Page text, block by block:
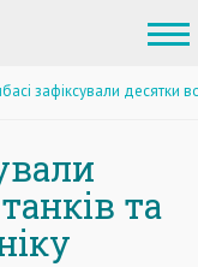
зафіксували десятки
та